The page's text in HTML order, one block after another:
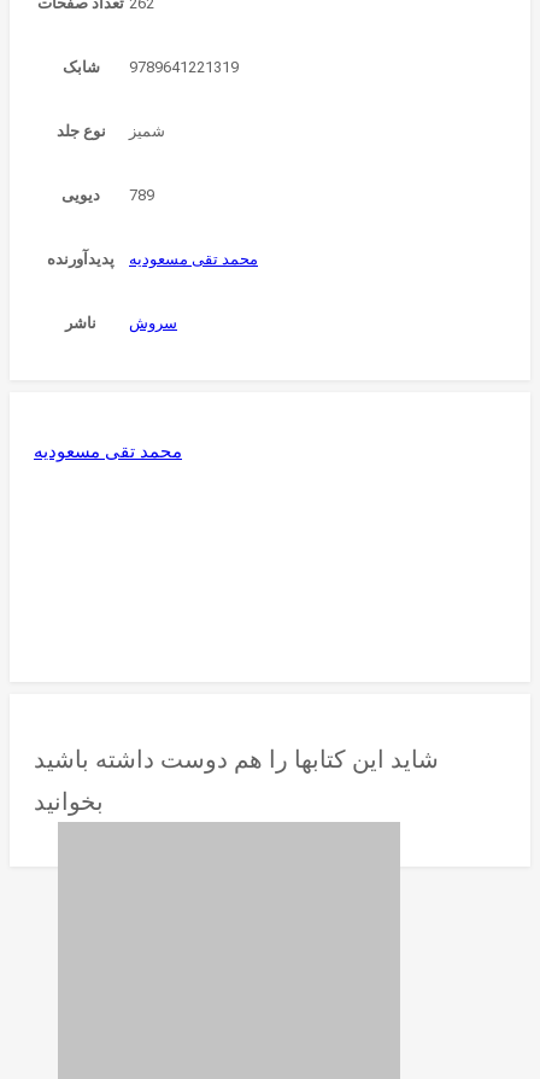
شابک 9789641221319
نوع جلد شمیز
دیویی 789
پدیدآورنده محمد تقی مسعودیه
ناشر سروش
محمد تقی مسعودیه
شاید این کتابها را هم دوست داشته باشید
بخوانید